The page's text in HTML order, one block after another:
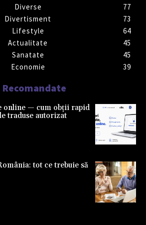
Diverse
77
Divertisment
73
Lifestyle
64
Actualitate
45
Sanatate
45
Economie
39
Recomandate
online — cum obții rapid
traduse autorizat
tot ce trebuie să